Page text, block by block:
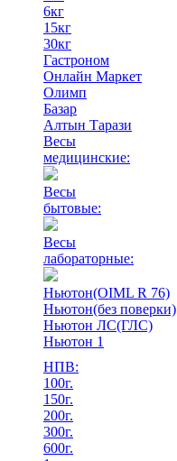
6кг
15кг
30кг
Гастроном
Онлайн Маркет
Олимп
Базар
Алтын Тарази
Весы
медицинские:
Весы
бытовые:
Весы
лабораторные:
Ньютон(OIML R 76)
Ньютон(без поверки)
Ньютон ЛС(ГЛС)
Ньютон 1
НПВ:
100г.
150г.
200г.
300г.
600г.